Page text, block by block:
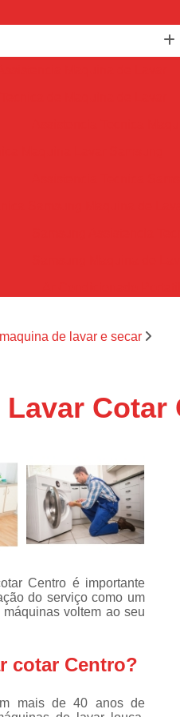
Assistencia Tecnica Ar
Assistencia Tecnica Ar
Assistencia Tecnica de
Assistencia Tecnica de Ar
Assistencia Tecnica em
para Ar Condicionado
Tecnica Geladeira
Resfriar Geladeira
Assistencia Tecnica
de Refrigerador Electrolux
de lavar e secar
Cotar
Centro é importante
do serviço como um
voltem ao seu
cotar Centro?
mais de 40 anos de